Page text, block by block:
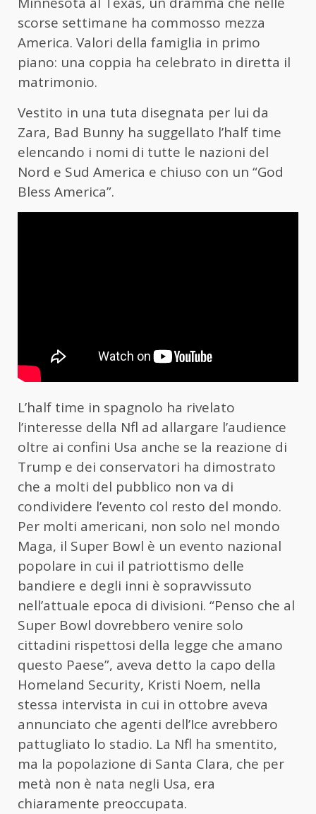
scorse settimane ha commosso mezza
America. Valori della famiglia in primo
piano: una coppia ha celebrato in diretta il
matrimonio.
Vestito in una tuta disegnata per lui da
Zara, Bad Bunny ha suggellato l’half time
elencando i nomi di tutte le nazioni del
Nord e Sud America e chiuso con un “God
Bless America”.
L’half time in spagnolo ha rivelato
l’interesse della Nfl ad allargare l’audience
oltre ai confini Usa anche se la reazione di
Trump e dei conservatori ha dimostrato
che a molti del pubblico non va di
condividere l’evento col resto del mondo.
Per molti americani, non solo nel mondo
Maga, il Super Bowl è un evento nazional
popolare in cui il patriottismo delle
bandiere e degli inni è sopravvissuto
nell’attuale epoca di divisioni. “Penso che al
Super Bowl dovrebbero venire solo
cittadini rispettosi della legge che amano
questo Paese”, aveva detto la capo della
Homeland Security, Kristi Noem, nella
stessa intervista in cui in ottobre aveva
annunciato che agenti dell’Ice avrebbero
pattugliato lo stadio. La Nfl ha smentito,
ma la popolazione di Santa Clara, che per
metà non è nata negli Usa, era
chiaramente preoccupata.